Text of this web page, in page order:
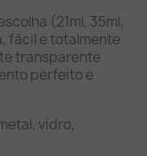
(21ml, 35ml,
fácil e totalmente
transparente
perfeito e
vidro,